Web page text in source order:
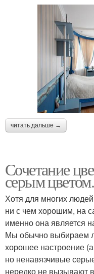
читать дальше →
Сочетание
серым
Хотя для многих
ни с чем хорошим, на
именно она является
Мы обычно выбираем
хорошее настроение
но ненавязчивые
нередко не вызывают